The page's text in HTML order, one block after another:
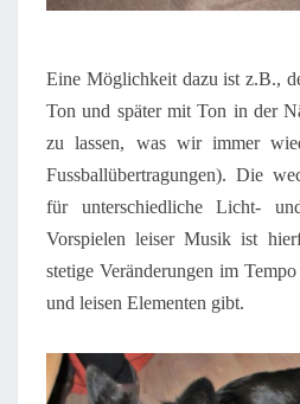
Eine Möglichkeit dazu ist z.B.,
Ton und später mit Ton in der
zu lassen, was wir immer
Fussballübertragungen). Die
für unterschiedliche Licht-
Vorspielen leiser Musik ist
stetige Veränderungen im
und leisen Elementen gibt.